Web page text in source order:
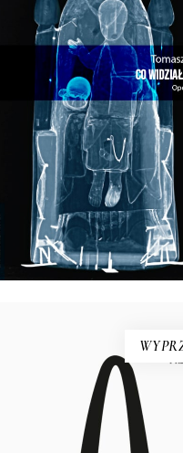
E-BOOK DO KOSZYKA
W Bardzie przeszłość i
przeplatają się w
cyklu…
51.00zł 33.15zł
KSIĄŻKA DO KOSZYKA
Torba bawełniana